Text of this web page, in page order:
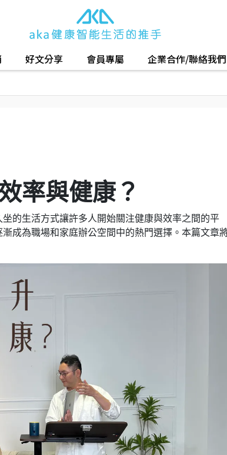
好文分享 會員專屬 企業合作/聯絡我們
率與健康？
的生活方式讓許多人開始關注健康與效率之間的平
成為職場和家庭辦公空間中的熱門選擇。本篇文章